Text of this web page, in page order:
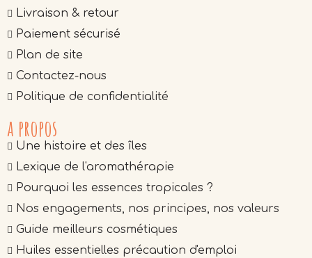
Livraison & retour
Paiement sécurisé
Plan de site
Contactez-nous
Politique de confidentialité
a propos
Une histoire et des îles
Lexique de l'aromathérapie
Pourquoi les essences tropicales ?
Nos engagements, nos principes, nos valeurs
Guide meilleurs cosmétiques
Huiles essentielles précaution d'emploi